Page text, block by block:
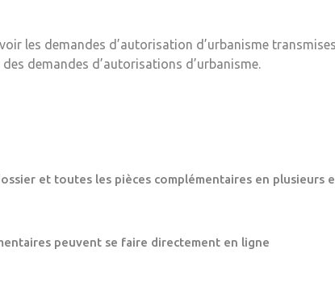
les demandes d’autorisation d’urbanisme
demandes d’autorisations d’urbanisme.
et toutes les pièces complémentaires en plusieurs
peuvent se faire directement en ligne